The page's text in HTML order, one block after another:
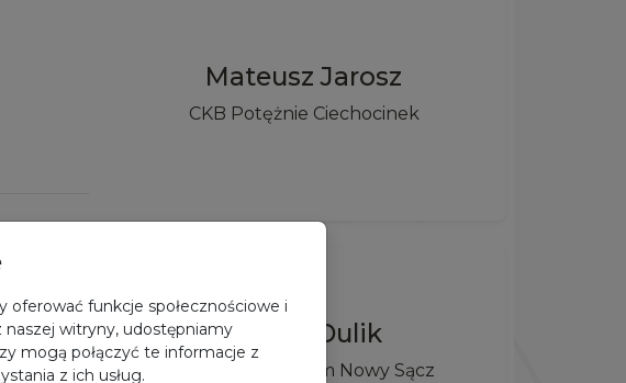
Mateusz Jarosz
CKB Potężnie Ciechocinek
Dawid Dulik
RTX Golden Team Nowy Sącz
oferować funkcje społecznościowe i
witryny, udostępniamy
mogą połączyć te informacje z
z ich usług.